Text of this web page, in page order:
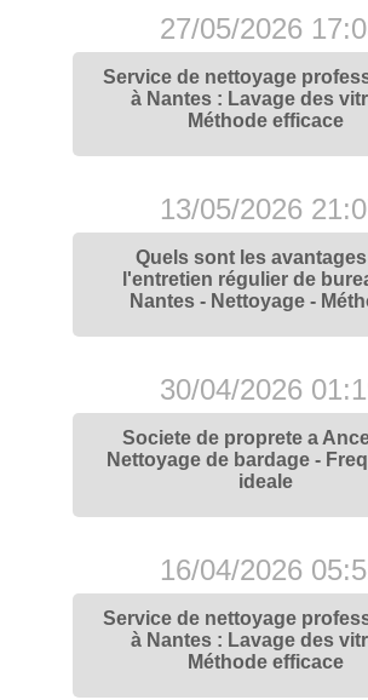
27/05/2026
Service de nettoyage
à Nantes : Lavage des
Méthode efficace
13/05/2026
Quels sont les
l'entretien régulier de
Nantes - Nettoyage -
30/04/2026
Societe de proprete a
Nettoyage de bardage -
ideale
16/04/2026
Service de nettoyage
à Nantes : Lavage des
Méthode efficace